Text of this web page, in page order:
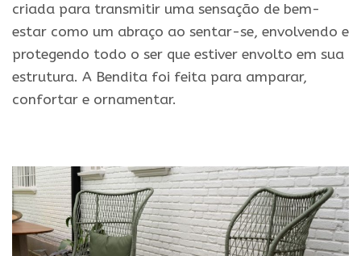
criada para transmitir uma sensação de bem-
estar como um abraço ao sentar-se, envolvendo e
protegendo todo o ser que estiver envolto em sua
estrutura. A Bendita foi feita para amparar,
confortar e ornamentar.